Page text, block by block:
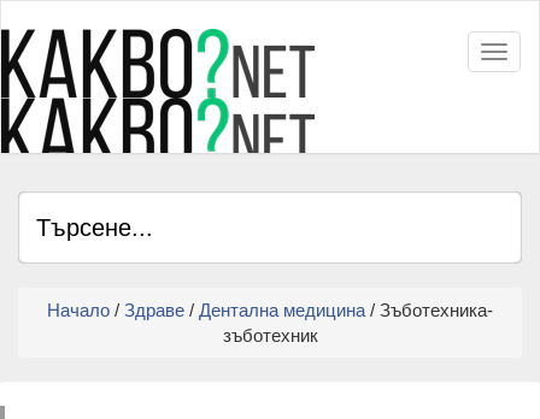
Начало / Здраве / Дентална медицина / Зъботехника-
зъботехник